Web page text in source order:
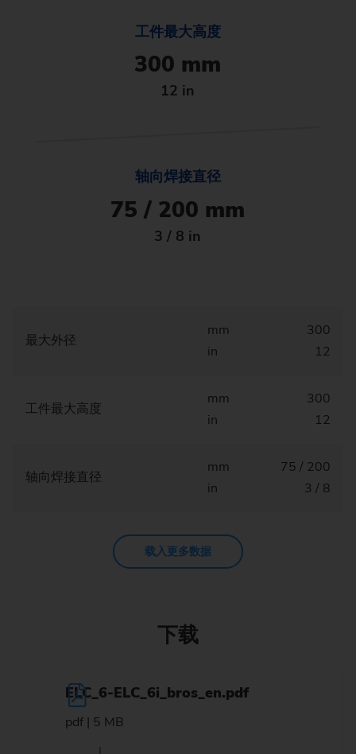
工件最大高度
300 mm
12 in
轴向焊接直径
75 / 200 mm
3 / 8 in
最大外径
mm
in
300
12
工件最大高度
mm
in
300
12
轴向焊接直径
mm
in
75 / 200
3 / 8
载入更多数据
下载
ELC_6-ELC_6i_bros_en.pdf
pdf | 5 MB